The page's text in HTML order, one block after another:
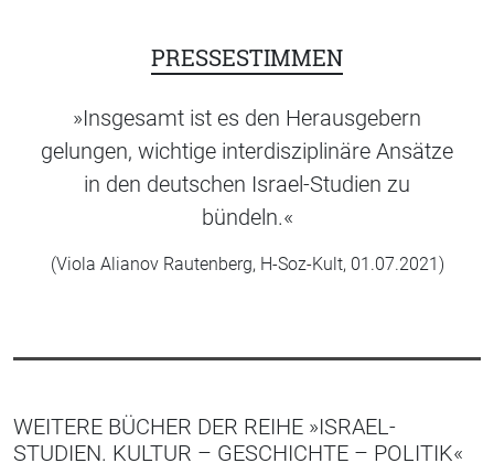
PRESSESTIMMEN
»Insgesamt ist es den Herausgebern
gelungen, wichtige interdisziplinäre Ansätze
in den deutschen Israel-Studien zu
bündeln.«
(Viola Alianov Rautenberg, H-Soz-Kult, 01.07.2021)
WEITERE BÜCHER DER REIHE »ISRAEL-
STUDIEN. KULTUR – GESCHICHTE – POLITIK«